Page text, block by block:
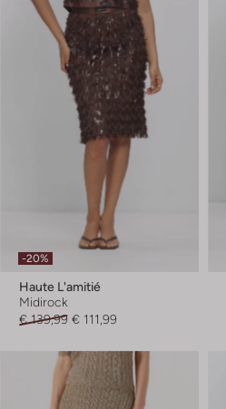
-20%
Haute L'amitié
Midirock
€ 139,99 € 111,99